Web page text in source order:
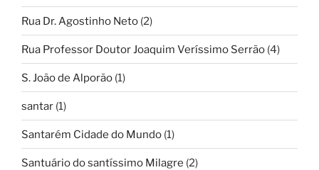
Rua Dr. Agostinho Neto (2)
Rua Professor Doutor Joaquim Veríssimo Serrão (4)
S. João de Alporão (1)
santar (1)
Santarém Cidade do Mundo (1)
Santuário do santíssimo Milagre (2)